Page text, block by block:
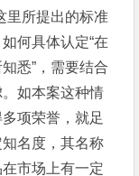
里所提出的标准
何具体认定“在
悉”，需要结合
如本案这种情
项荣誉，就足
名度，其名称
市场上有一定